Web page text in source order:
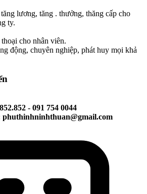
lương, tăng . thưởng, thăng cấp cho
ty.
cho nhân viên.
động, chuyên nghiệp, phát huy mọi khả
- 091 754 0044
phuthinhninhthuan@gmail.com